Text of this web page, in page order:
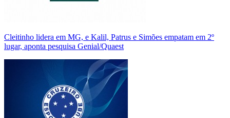
Cleitinho lidera em MG, e Kalil, Patrus e Simões empatam em 2º
lugar, aponta pesquisa Genial/Quaest